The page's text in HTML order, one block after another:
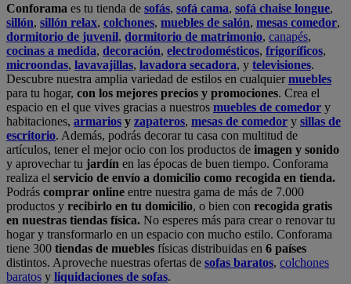
Conforama es tu tienda de sofás, sofá cama, sofá chaise longue,
sillón, sillón relax, colchones, muebles de salón, mesas comedor,
dormitorio de juvenil, dormitorio de matrimonio, canapés,
cocinas a medida, decoración, electrodomésticos, frigoríficos,
microondas, lavavajillas, lavadora secadora, y televisiones.
Descubre nuestra amplia variedad de estilos en cualquiermuebles
para tu hogar, con los mejores precios y promociones. Crea el
espacio en el que vives gracias a nuestros muebles de comedor y
habitaciones, armarios y zapateros, mesas de comedor y sillas de
escritorio. Además, podrás decorar tu casa con multitud de
artículos, tener el mejor ocio con los productos de imagen y sonido
y aprovechar tu jardín en las épocas de buen tiempo. Conforama
realiza el servicio de envío a domicilio como recogida en tienda.
Podrás comprar online entre nuestra gama de más de 7.000
productos y recibirlo en tu domicilio, o bien con recogida gratis
en nuestras tiendas física. No esperes más para crear o renovar tu
hogar y transformarlo en un espacio con mucho estilo. Conforama
tiene 300 tiendas de muebles físicas distribuidas en 6 países
distintos. Aproveche nuestras ofertas de sofas baratos, colchones
baratos y liquidaciones de sofas.